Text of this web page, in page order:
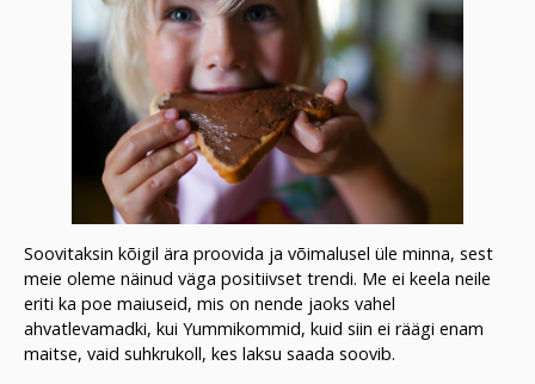
Soovitaksin kõigil ära proovida ja võimalusel üle minna, sest
meie oleme näinud väga positiivset trendi. Me ei keela neile
eriti ka poe maiuseid, mis on nende jaoks vahel
ahvatlevamadki, kui Yummikommid, kuid siin ei räägi enam
maitse, vaid suhkrukoll, kes laksu saada soovib.